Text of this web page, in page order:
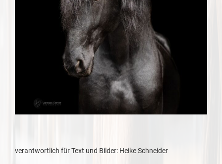
verantwortlich für Text und Bilder: Heike Schneider